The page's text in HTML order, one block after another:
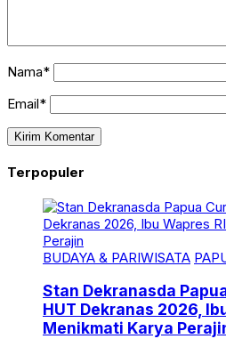
Nama*
Email*
Terpopuler
BUDAYA & PARIWISATA
Stan Dekranasda
HUT Dekranas 2026,
Menikmati Karya